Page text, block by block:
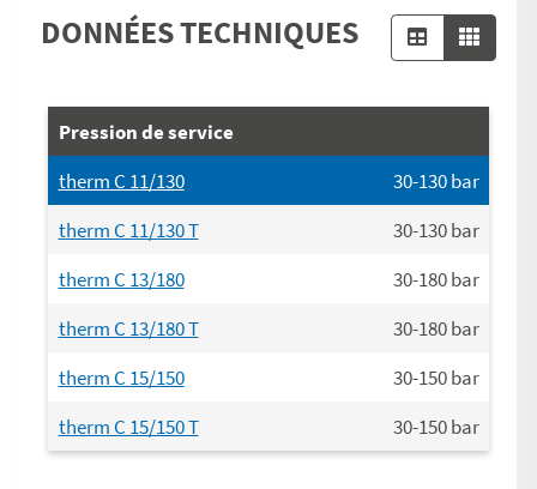
DONNÉES TECHNIQUES
Pression de service
therm C 11/130
30-130bar
therm C 11/130 T
30-130bar
therm C 13/180
30-180bar
therm C 13/180 T
30-180bar
therm C 15/150
30-150bar
therm C 15/150 T
30-150bar